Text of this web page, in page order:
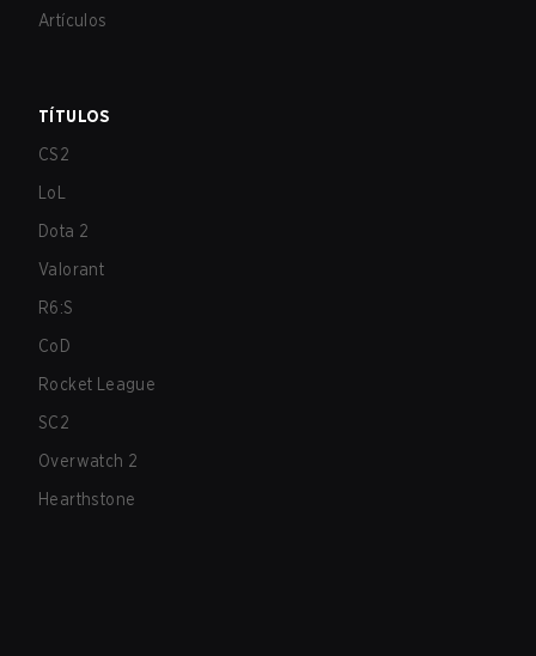
Artículos
TÍTULOS
CS2
LoL
Dota 2
Valorant
R6:S
CoD
Rocket League
SC2
Overwatch 2
Hearthstone